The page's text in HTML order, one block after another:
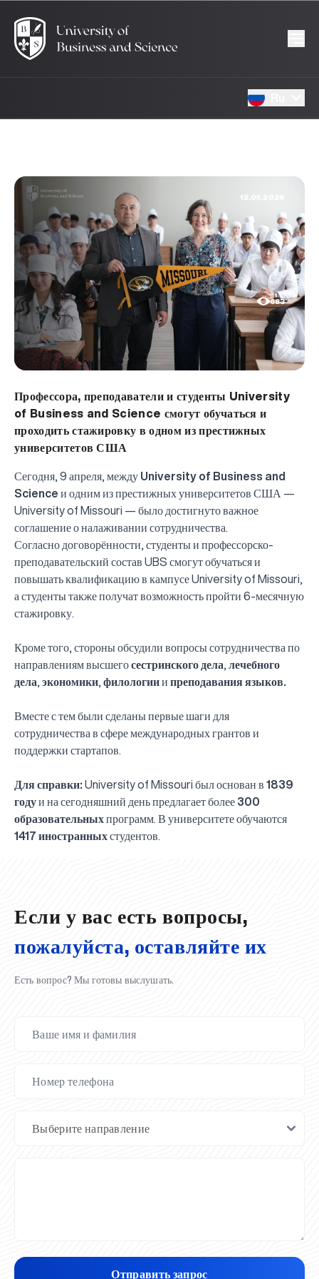
12.05.2026
683
Профессора, преподаватели и студенты University
of Business and Science смогут обучаться и
проходить стажировку в одном из престижных
университетов США
Сегодня, 9 апреля, между University of Business and
Science и одним из престижных университетов США —
University of Missouri — было достигнуто важное
соглашение о налаживании сотрудничества.
Согласно договорённости, студенты и профессорско-
преподавательский состав UBS смогут обучаться и
повышать квалификацию в кампусе University of Missouri,
а студенты также получат возможность пройти 6-месячную
стажировку.
Кроме того, стороны обсудили вопросы сотрудничества по
направлениям высшегосестринского дела
лечебного
дела экономики филологиии преподавания языков.
Вместе с тем были сделаны первые шаги для
сотрудничества в сфере международных грантов и
поддержки стартапов.
Для справки: University of Missouri был основан в 1839
годуи на сегодняшний день предлагает более 300
образовательныхпрограмм. В университете обучаются
1417 иностранныхстудентов.
UBS professori "Yangi O‘zbekiston yosh olimlari"
qatoridan joy oldi!
Вышел новый номер нашей любимой газеты «UBS
Xabarnomasi»!
Анализ деятельности UBS и планы на перспективу
Преподаватели UBS повысили квалификацию в
Кыргызстане
Вперёд к победе, Узбекистан!
НАЗНАЧЕНИЕ
UBS в средствах массовой информации
UBS и выпускники университета удостоены наград
хокимията области
Хотите вывести изучение языка на новый уровень?
Inson kapitaliga yo‘naltirilgan investitsiya — Yangi
O‘zbekiston taraqqiyotining eng muhim tayanchi
Если у вас есть вопросы,
пожалуйста, оставляйте их
Есть вопрос? Мы готовы выслушать.
Отправить запрос